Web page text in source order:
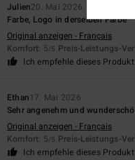
Julien20. Mai 2026
Farbe, Logo in derselben Farbe
Original anzeigen - Français
Komfort: 5/5 Preis-Leistungs-
Ich empfehle dieses Produkt
Ethan17. Mai 2026
Sehr angenehm und
Original anzeigen - Français
Komfort: 5/5 Preis-Leistungs-
Ich empfehle dieses Produkt